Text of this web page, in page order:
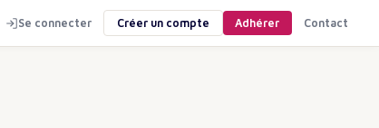
Se connecter Créer un compte Adhérer Contact